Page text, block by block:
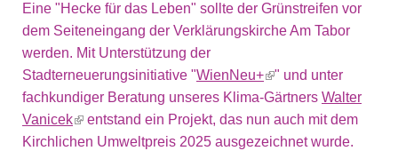
Eine "Hecke für das Leben" sollte der Grünstreifen vor
dem Seiteneingang der Verklärungskirche Am Tabor
werden. Mit Unterstützung der
Stadterneuerungsinitiative "WienNeu+
" und unter
fachkundiger Beratung unseres Klima-Gärtners Walter
Vanicek
entstand ein Projekt, das nun auch mit dem
Kirchlichen Umweltpreis 2025 ausgezeichnet wurde.